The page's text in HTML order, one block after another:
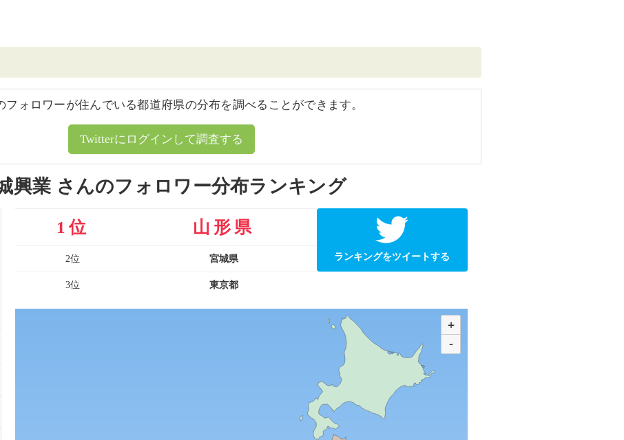
フォロワーが住んでいる都道府県の分布を調べることができます。
Twitterにログインして調査する
興業 さんのフォロワー分布ランキング
1位 山形県
2位 宮城県
3位 東京都
ランキングをツイートする
+
-